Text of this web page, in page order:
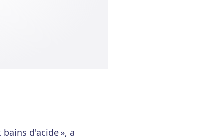
d'acide », a